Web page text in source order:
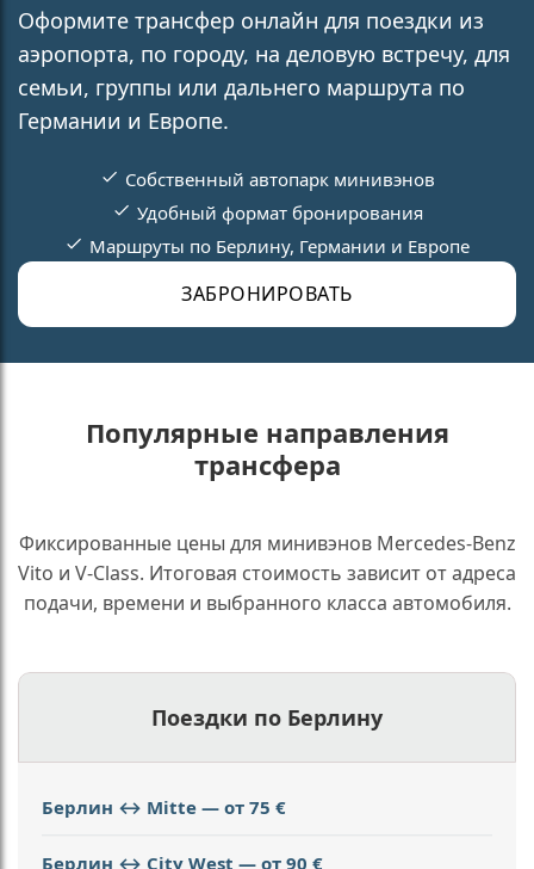
Оформите трансфер онлайн для поездки из
аэропорта, по городу, на деловую встречу, для
семьи, группы или дальнего маршрута по
Германии и Европе.
ЗАБРОНИРОВАТЬ
Собственный автопарк минивэнов
Удобный формат бронирования
Маршруты по Берлину, Германии и Европе
Популярные направления
трансфера
Фиксированные цены для минивэнов Mercedes-Benz
Vito и V-Class. Итоговая стоимость зависит от адреса
подачи, времени и выбранного класса автомобиля.
Поездки по Берлину
Берлин ↔ Mitte — от 75 €
Берлин ↔ City West — от 90 €